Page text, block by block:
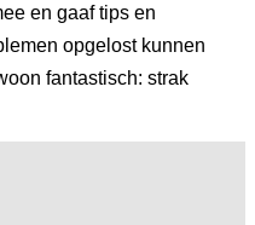
en gaaf tips en
opgelost kunnen
fantastisch: strak